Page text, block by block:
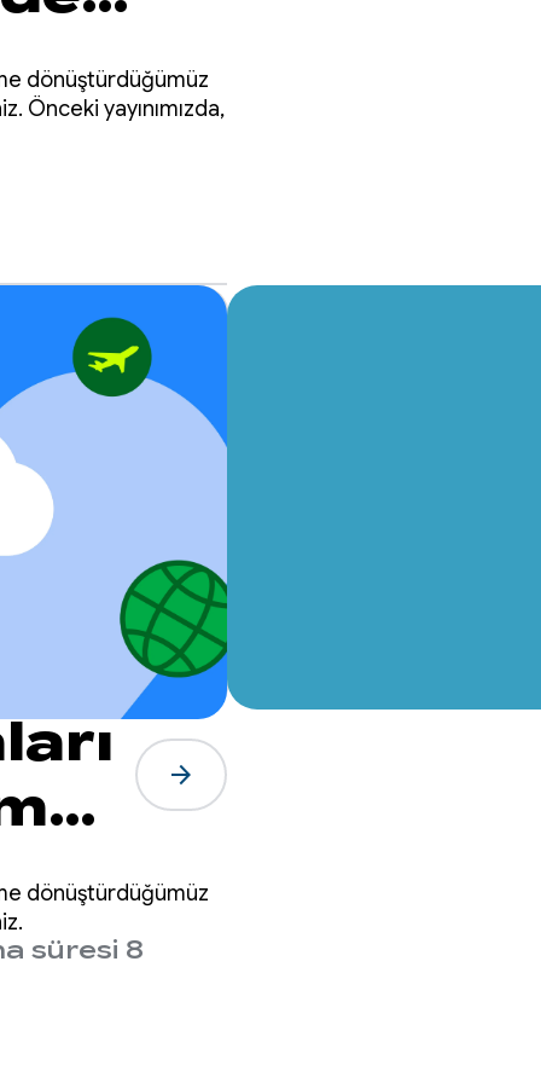
dönüştürdüğümüz
Önceki yayınımızda,
arrow_forward
dönüştürdüğümüz
süresi 8